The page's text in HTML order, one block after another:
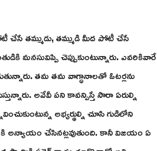
చేసే తమ్ముడు, తమ్ముడి మీద పోటీ చేసే
మనసువిప్పి చెప్పుకుంటున్నారు. ఎవరికివారే
తమ తమ వాగ్ధానాలతో ఓటర్లను
అవేవీ పని కావన్పిస్తే సారా ఏరుల్ని
అభ్యర్థుల్ని చూసి గుడిలోని
అన్యాయం చేసినట్లవుతుంది. కానీ విజయం ఏ